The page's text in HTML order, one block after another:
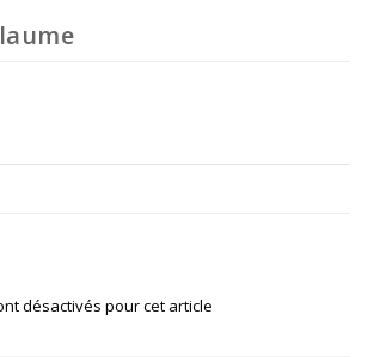
désactivés pour cet article